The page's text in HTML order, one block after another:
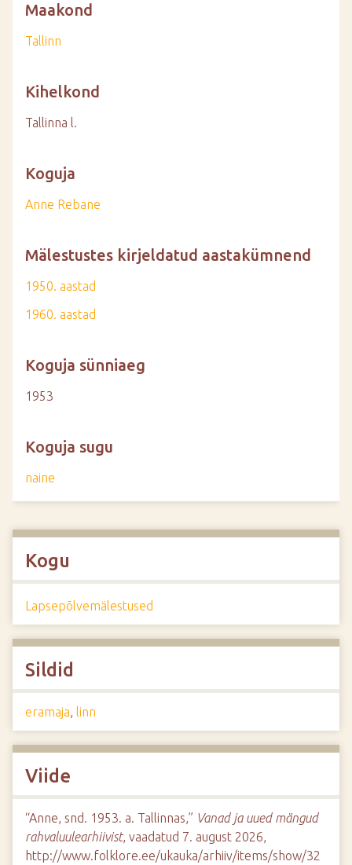
Maakond
Tallinn
Kihelkond
Tallinna l.
Koguja
Anne Rebane
Mälestustes kirjeldatud aastakümnend
1950. aastad
1960. aastad
Koguja sünniaeg
1953
Koguja sugu
naine
Kogu
Lapsepõlvemälestused
Sildid
eramaja, linn
Viide
“Anne, snd. 1953. a. Tallinnas,” Vanad ja uued mängud
rahvaluulearhiivist, vaadatud 7. august 2026,
http://www.folklore.ee/ukauka/arhiiv/items/show/32